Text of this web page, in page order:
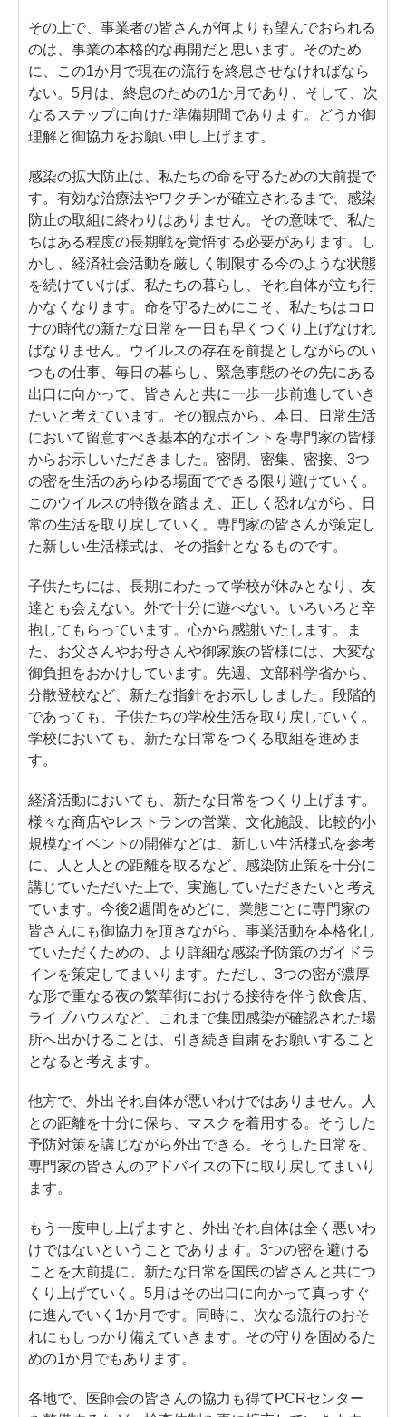
その上で、事業者の皆さんが何よりも望んでおられる
のは、事業の本格的な再開だと思います。そのため
に、この1か月で現在の流行を終息させなければなら
ない。5月は、終息のための1か月であり、そして、次
なるステップに向けた準備期間であります。どうか御
理解と御協力をお願い申し上げます。
感染の拡大防止は、私たちの命を守るための大前提で
す。有効な治療法やワクチンが確立されるまで、感染
防止の取組に終わりはありません。その意味で、私た
ちはある程度の長期戦を覚悟する必要があります。し
かし、経済社会活動を厳しく制限する今のような状態
を続けていけば、私たちの暮らし、それ自体が立ち行
かなくなります。命を守るためにこそ、私たちはコロ
ナの時代の新たな日常を一日も早くつくり上げなけれ
ばなりません。ウイルスの存在を前提としながらのい
つもの仕事、毎日の暮らし、緊急事態のその先にある
出口に向かって、皆さんと共に一歩一歩前進していき
たいと考えています。その観点から、本日、日常生活
において留意すべき基本的なポイントを専門家の皆様
からお示しいただきました。密閉、密集、密接、3つ
の密を生活のあらゆる場面でできる限り避けていく。
このウイルスの特徴を踏まえ、正しく恐れながら、日
常の生活を取り戻していく。専門家の皆さんが策定し
た新しい生活様式は、その指針となるものです。
子供たちには、長期にわたって学校が休みとなり、友
達とも会えない。外で十分に遊べない。いろいろと辛
抱してもらっています。心から感謝いたします。ま
た、お父さんやお母さんや御家族の皆様には、大変な
御負担をおかけしています。先週、文部科学省から、
分散登校など、新たな指針をお示ししました。段階的
であっても、子供たちの学校生活を取り戻していく。
学校においても、新たな日常をつくる取組を進めま
す。
経済活動においても、新たな日常をつくり上げます。
様々な商店やレストランの営業、文化施設、比較的小
規模なイベントの開催などは、新しい生活様式を参考
に、人と人との距離を取るなど、感染防止策を十分に
講じていただいた上で、実施していただきたいと考え
ています。今後2週間をめどに、業態ごとに専門家の
皆さんにも御協力を頂きながら、事業活動を本格化し
ていただくための、より詳細な感染予防策のガイドラ
インを策定してまいります。ただし、3つの密が濃厚
な形で重なる夜の繁華街における接待を伴う飲食店、
ライブハウスなど、これまで集団感染が確認された場
所へ出かけることは、引き続き自粛をお願いすること
となると考えます。
他方で、外出それ自体が悪いわけではありません。人
との距離を十分に保ち、マスクを着用する。そうした
予防対策を講じながら外出できる。そうした日常を、
専門家の皆さんのアドバイスの下に取り戻してまいり
ます。
もう一度申し上げますと、外出それ自体は全く悪いわ
けではないということであります。3つの密を避ける
ことを大前提に、新たな日常を国民の皆さんと共につ
くり上げていく。5月はその出口に向かって真っすぐ
に進んでいく1か月です。同時に、次なる流行のおそ
れにもしっかり備えていきます。その守りを固めるた
めの1か月でもあります。
各地で、医師会の皆さんの協力も得てPCRセンター